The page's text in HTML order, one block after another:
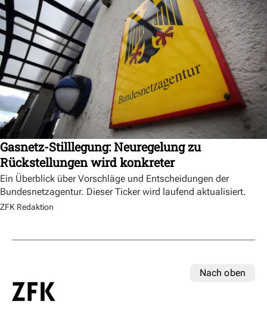
Gasnetz-Stilllegung: Neuregelung zu
Rückstellungen wird konkreter
Ein Überblick über Vorschläge und Entscheidungen der
Bundesnetzagentur. Dieser Ticker wird laufend aktualisiert.
ZFK Redaktion
Nach oben